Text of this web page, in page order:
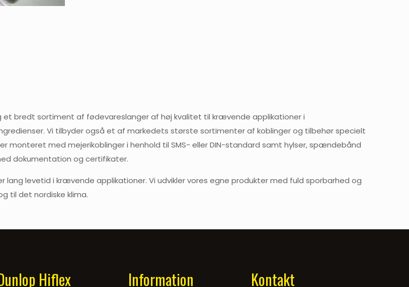
et bredt sortiment af fødevareslanger af høj kvalitet til krævende applikationer i
Vi tilbyder også et af markedets største sortimenter af koblinger og tilbehør specielt
monteret med mejerikoblinger i henhold til SMS- eller DIN-standard samt hylser, spændebånd
dokumentation og certifikater.
lang levetid i krævende applikationer. Vi udvikler vores egne produkter med fuld sporbarhed og
til det nordiske klima.
Hiflex Information Kontakt